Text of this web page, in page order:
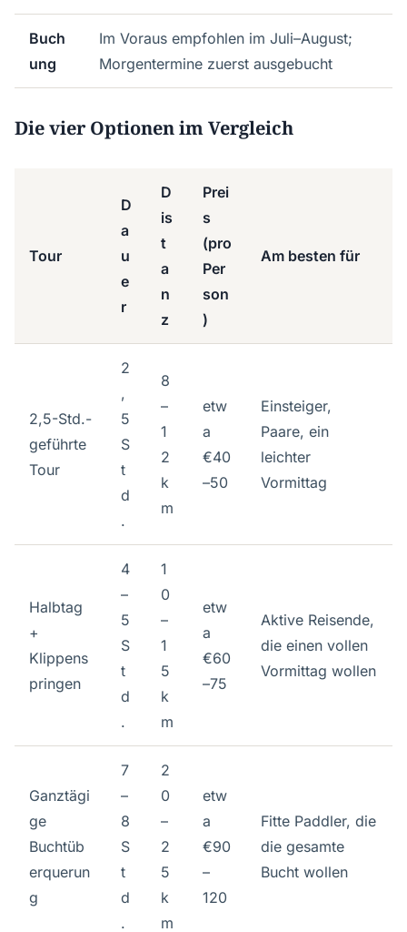
Buch
ung
Im Voraus empfohlen im Juli–August;
Morgentermine zuerst ausgebucht
Die vier Optionen im Vergleich
Tour
D
a
u
e
r
D
is
t
a
n
z
Prei
s
(pro
Per
son
)
Am besten für
2,5-Std.-
geführte
Tour
2
,
5
S
t
d
.
8
–
1
2
k
m
etw
a
€40
–50
Einsteiger,
Paare, ein
leichter
Vormittag
Halbtag
+
Klippens
pringen
4
–
5
S
t
d
.
1
0
–
1
5
k
m
etw
a
€60
–75
Aktive Reisende,
die einen vollen
Vormittag wollen
Ganztägi
ge
Buchtüb
erquerun
g
7
–
8
S
t
d
.
2
0
–
2
5
k
m
etw
a
€90
–
120
Fitte Paddler, die
die gesamte
Bucht wollen